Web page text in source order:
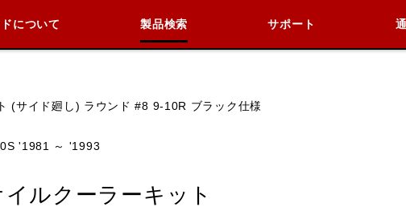
について 製品検索 サポート
(サイド廻し) ラウンド #8 9-10R ブラック仕様
'1981 ～ '1993
ルクーラーキット